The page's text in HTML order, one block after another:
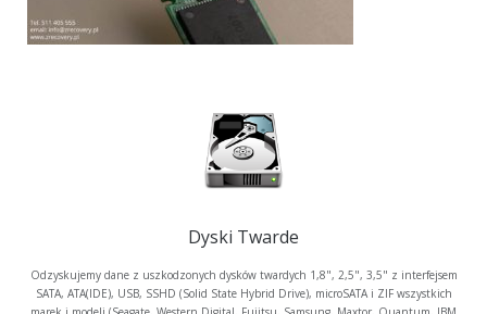
Dyski Twarde
Odzyskujemy dane z uszkodzonych dysków twardych 1,8", 2,5", 3,5" z interfejsem
SATA, ATA(IDE), USB, SSHD (Solid State Hybrid Drive), microSATA i ZIF wszystkich